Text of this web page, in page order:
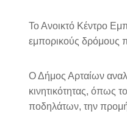
Το Ανοικτό Κέντρο
εμπορικούς δρόμους
Ο Δήμος Αρταίων
κινητικότητας, όπως
ποδηλάτων, την